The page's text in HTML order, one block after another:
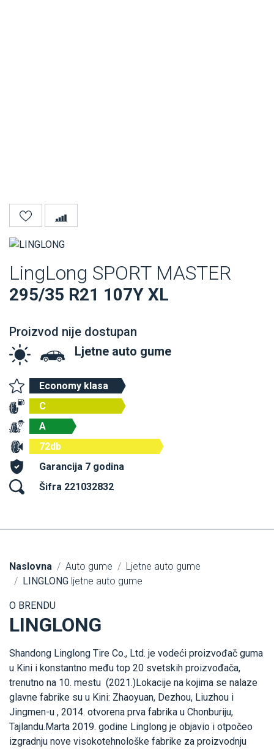
LingLong SPORT MASTER
295/35 R21 107Y XL
Proizvod nije dostupan
Ljetne auto gume
Economy klasa
C
A
72db
Garancija 7 godina
Šifra 221032832
Naslovna Auto gume
Ljetne auto gume
LINGLONG ljetne auto gume
O BRENDU
LINGLONG
Shandong Linglong Tire Co., Ltd. je vodeći proizvođač guma
u Kini i konstantno među top 20 svetskih proizvođača,
trenutno na 10. mestu (2021.)Lokacije na kojima se nalaze
glavne fabrike su u Kini: Zhaoyuan, Dezhou, Liuzhou i
Jingmen-u , 2014. otvorena prva fabrika u Chonburiju,
Tajlandu.Marta 2019. godine Linglong je objavio i otpočeo
izgradnju nove visokotehnološke fabrike za proizvodnju